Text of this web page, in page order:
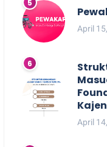
April
Kajen
April